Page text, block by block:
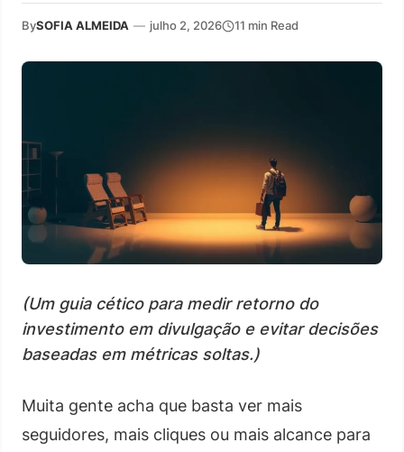
BySOFIA ALMEIDA — julho 2, 2026 11 min Read
(Um guia cético para medir retorno do
investimento em divulgação e evitar decisões
baseadas em métricas soltas.)
Muita gente acha que basta ver mais
seguidores, mais cliques ou mais alcance para